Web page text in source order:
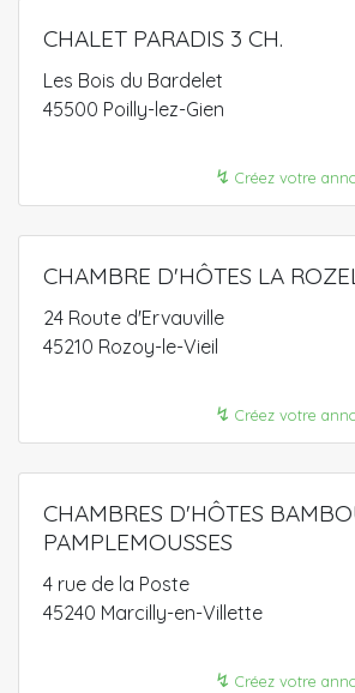
CHALET PARADIS 3 CH.
Les Bois du Bardelet
45500 Poilly-lez-Gien
↯ Créez votre
CHAMBRE D'HÔTES LA
24 Route d'Ervauville
45210 Rozoy-le-Vieil
↯ Créez votre
CHAMBRES D'HÔTES
PAMPLEMOUSSES
4 rue de la Poste
45240 Marcilly-en-Villette
↯ Créez votre